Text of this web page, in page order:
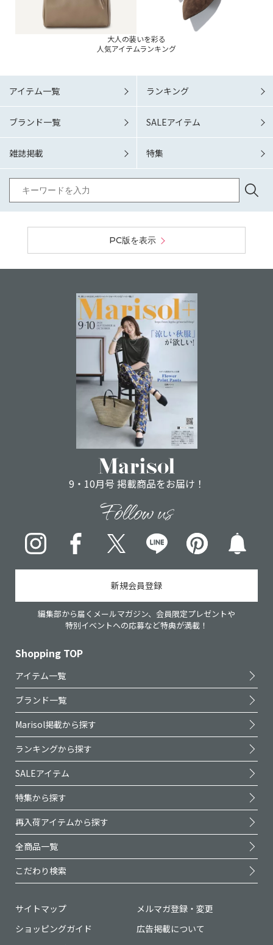
大人の装いを彩る
人気アイテムランキング
アイテム一覧 ランキング
ブランド一覧 SALEアイテム
雑誌掲載 特集
PC版を表示
9・10月号 掲載商品をお届け！
Follow us
InstagramFacebookX LINE pinterest
新規会員登録
編集部から届くメールマガジン、会員限定プレゼントや
特別イベントへの応募など特典が満載！
Shopping TOP
アイテム一覧
ブランド一覧
Marisol掲載から探す
ランキングから探す
SALEアイテム
特集から探す
再入荷アイテムから探す
全商品一覧
こだわり検索
サイトマップ
メルマガ登録・変更
ショッピングガイド
広告掲載について